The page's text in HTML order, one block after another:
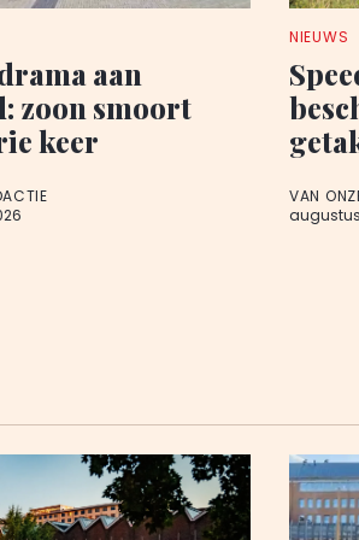
aan
zoon smoort
keer
NIEUWS
VAN